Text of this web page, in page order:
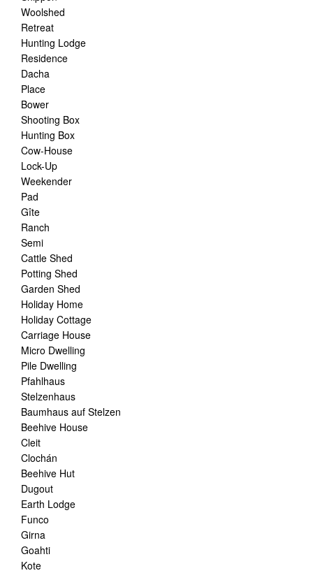
Woolshed
Retreat
Hunting Lodge
Residence
Dacha
Place
Bower
Shooting Box
Hunting Box
Cow-House
Lock-Up
Weekender
Pad
Gîte
Ranch
Semi
Cattle Shed
Potting Shed
Garden Shed
Holiday Home
Holiday Cottage
Carriage House
Micro Dwelling
Pile Dwelling
Pfahlhaus
Stelzenhaus
Baumhaus auf Stelzen
Beehive House
Cleit
Clochán
Beehive Hut
Dugout
Earth Lodge
Funco
Girna
Goahti
Kote